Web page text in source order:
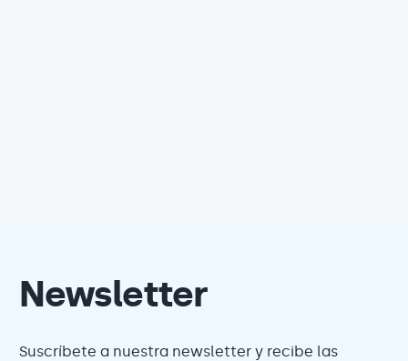
Newsletter
Suscríbete a nuestra newsletter y recibe las